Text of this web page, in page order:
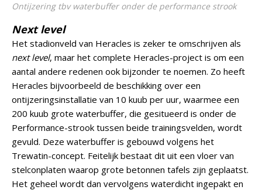
Ontijzering tbv waterbuffer onder de performance strook
Next level
Het stadionveld van Heracles is zeker te omschrijven als
next level, maar het complete Heracles-project is om een
aantal andere redenen ook bijzonder te noemen. Zo heeft
Heracles bijvoorbeeld de beschikking over een
ontijzeringsinstallatie van 10 kuub per uur, waarmee een
200 kuub grote waterbuffer, die gesitueerd is onder de
Performance-strook tussen beide trainingsvelden, wordt
gevuld. Deze waterbuffer is gebouwd volgens het
Trewatin-concept. Feitelijk bestaat dit uit een vloer van
stelconplaten waarop grote betonnen tafels zijn geplaatst.
Het geheel wordt dan vervolgens waterdicht ingepakt en